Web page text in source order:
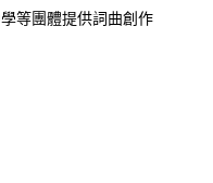
等團體提供詞曲創作